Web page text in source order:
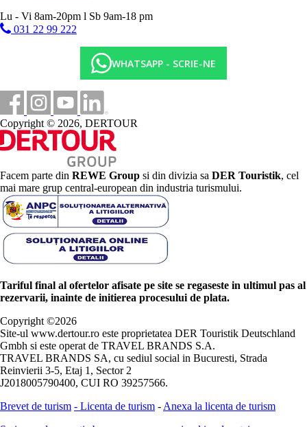
Lu - Vi 8am-20pm l Sb 9am-18 pm
031 22 99 222
WHATSAPP - SCRIE-NE
Copyright © 2026, DERTOUR
Facem parte din REWE Group si din divizia sa DER Touristik, cel
mai mare grup central-european din industria turismului.
Tariful final al ofertelor afisate pe site se regaseste in ultimul pas al
rezervarii, inainte de initierea procesului de plata.
Copyright ©2026
Site-ul www.dertour.ro este proprietatea DER Touristik Deutschland
Gmbh si este operat de TRAVEL BRANDS S.A.
TRAVEL BRANDS SA, cu sediul social in Bucuresti, Strada
Reinvierii 3-5, Etaj 1, Sector 2
J2018005790400, CUI RO 39257566.
Brevet de turism - Licenta de turism - Anexa la licenta de turism